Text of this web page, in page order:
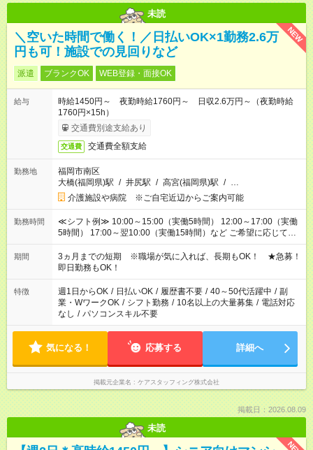
未読
NEW
＼空いた時間で働く！／日払いOK×1勤務2.6万
円も可！施設での見回りなど
派遣 ブランクOK WEB登録・面接OK
給与
時給1450円～ 夜勤時給1760円～ 日収2.6万円～（夜勤時給
1760円×15h）
交通費別途支給あり
交通費 交通費全額支給
勤務地
福岡市南区
大橋(福岡県)駅 / 井尻駅 / 高宮(福岡県)駅 / …
介護施設や病院 ※ご自宅近辺からご案内可能
勤務時間
≪シフト例≫ 10:00～15:00（実働5時間） 12:00～17:00（実働
5時間） 17:00～翌10:00（実働15時間）など ご希望に応じて、
働く時間は調整できます！ お気軽に担当へ相談ください！
期間
3ヵ月までの短期 ※職場が気に入れば、長期もOK！ ★急募！
即日勤務もOK！
特徴 週1日からOK / 日払いOK / 履歴書不要 / 40～50代活躍中 / 副
業・WワークOK / シフト勤務 / 10名以上の大量募集 / 電話対応
なし / パソコンスキル不要
気になる！ 応募する 詳細へ
掲載元企業名 ケアスタッフィング株式会社
掲載日：2026.08.09
未読